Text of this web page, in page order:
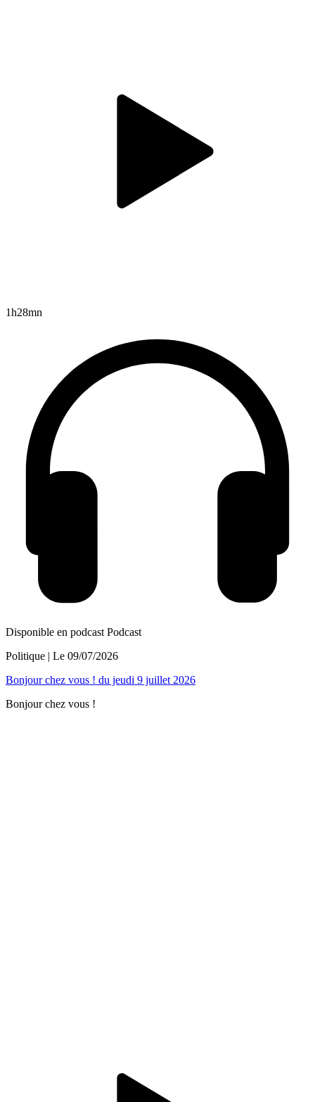
1h28mn
Disponible en podcast Podcast
Politique | Le 09/07/2026
Bonjour chez vous ! du jeudi 9 juillet 2026
Bonjour chez vous !